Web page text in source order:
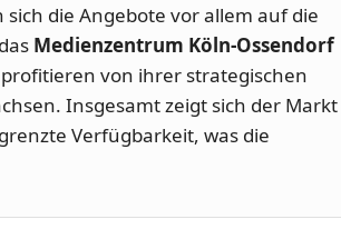
die Angebote vor allem auf die
Medienzentrum Köln-Ossendorf
von ihrer strategischen
Insgesamt zeigt sich der Markt
Verfügbarkeit, was die